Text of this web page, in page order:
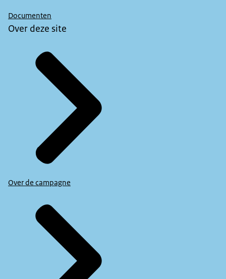
Documenten
Over deze site
Over de campagne